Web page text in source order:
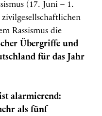
(17. Juni – 1.
Rassismus die
Übergriffe und
für das Jahr
alarmierend:
als fünf